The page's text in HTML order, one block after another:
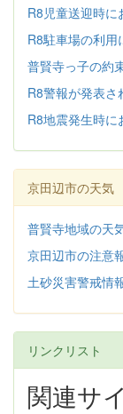
R8児童送迎時
R8駐車場の利用
普賢寺っ子の約
R8警報が発表
R8地震発生時
京田辺市の天気
普賢寺地域の天
京田辺市の注意
土砂災害警戒情
リンクリスト
関連サ